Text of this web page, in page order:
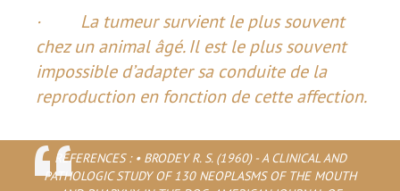
· La tumeur survient le plus souvent
chez un animal âgé. Il est le plus souvent
impossible d’adapter sa conduite de la
reproduction en fonction de cette affection.
REFERENCES : • BRODEY R. S. (1960) - A CLINICAL AND
PATHOLOGIC STUDY OF 130 NEOPLASMS OF THE MOUTH